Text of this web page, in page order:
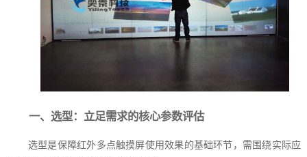
一、选型：立足需求的核心参数评估
选型是保障红外多点触摸屏使用效果的基础环节，需围绕实际应